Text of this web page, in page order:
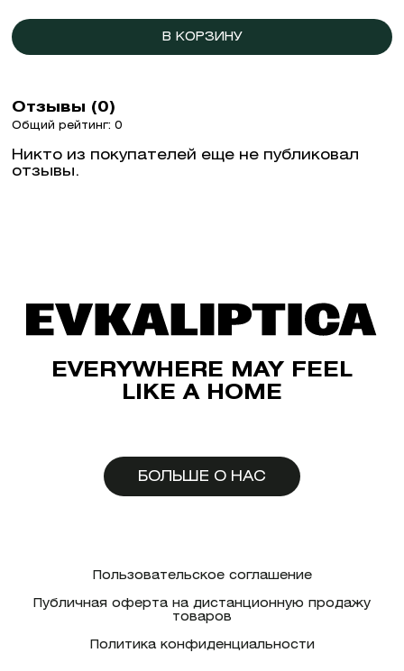
В КОРЗИНУ
Отзывы (0)
Общий рейтинг: 0
Никто из покупателей еще не публиковал
отзывы.
EVERYWHERE MAY FEEL
LIKE A HOME
БОЛЬШЕ О НАС
Пользовательское соглашение
Публичная оферта на дистанционную продажу
товаров
Политика конфиденциальности